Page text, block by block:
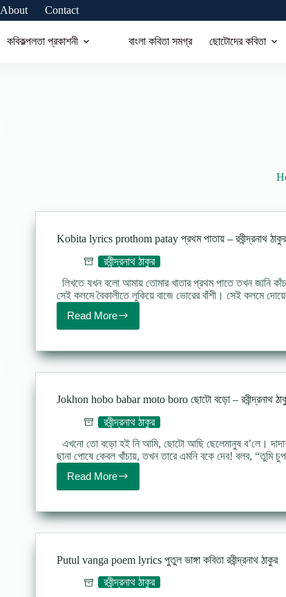
About Contact
কবিকল্পলতা প্রকাশনী বাংলা কবিতা সমগ্র ছোটোদের কবিতা
Kobita lyrics prothom patay প্রথম পাতায় – রবীন্দ্রনাথ ঠাকুর
রবীন্দ্রনাথ ঠাকুর
লিখতে যখন বলো আমায় তােমার খাতার প্রথম পাতে তখন জানি
সেই কলমে বৈকালীতে লুকিয়ে বাজে ভােরের বাঁশী। সেই কলমে
Read More
Kobita
lyrics
patay
–
রবীন্দ্রনাথ
ঠাকুর
Jokhon hobo babar moto boro ছোটো বড়ো – রবীন্দ্রনাথ
রবীন্দ্রনাথ ঠাকুর
এখনো তো বড়ো হই নি আমি, ছোটো আছি ছেলেমানুষ ব’লে।
ছানা পোষে কেবল খাঁচায়, তখন তারে এমনি বকে দেব! বলব, “তুমি
Read More
Jokhon
hobo
moto
–
রবীন্দ্রনাথ
ঠাকুর
Putul vanga poem lyrics পুতুল ভাঙ্গা কবিতা রবীন্দ্রনাথ ঠাকুর
রবীন্দ্রনাথ ঠাকুর